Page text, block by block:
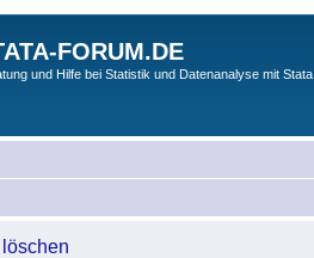
FORUM.DE
und Hilfe bei Statistik und Datenanalyse mit Stata